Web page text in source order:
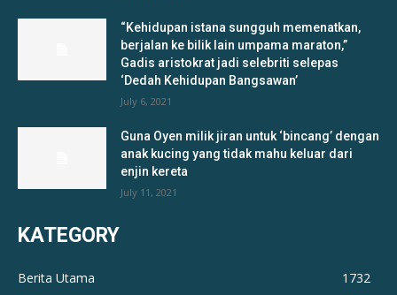
“Kehidupan istana sungguh memenatkan,
berjalan ke bilik lain umpama maraton,”
Gadis aristokrat jadi selebriti selepas
‘Dedah Kehidupan Bangsawan’
July 6, 2021
Guna Oyen milik jiran untuk ‘bincang’ dengan
anak kucing yang tidak mahu keluar dari
enjin kereta
July 11, 2021
KATEGORY
Berita Utama
1732